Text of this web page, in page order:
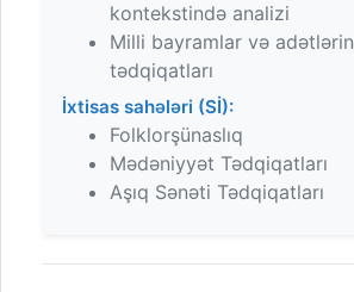
kontekstində analizi
Milli bayramlar və
tədqiqatları
İxtisas sahələri (Sİ):
Folklorşünaslıq
Mədəniyyət Tədqiqatları
Aşıq Sənəti Tədqiqatları